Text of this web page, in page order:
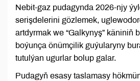
Nebit-gaz pudagynda 2026-njy
serişdelerini gözlemek,
artdyrmak we “Galkynyş” käniniň
boýunça önümçilik guýularyny
tutulýan ugurlar bolup galar.
Pudagyň esasy taslamasy